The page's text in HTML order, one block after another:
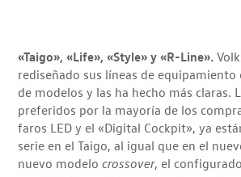
«Taigo», «Life», «Style» y «R-Line».
rediseñado sus líneas de equipamiento
de modelos y las ha hecho más claras.
preferidos por la mayoría de los
faros LED y el «Digital Cockpit», ya
serie en el Taigo, al igual que en el
nuevo modelocrossover, el